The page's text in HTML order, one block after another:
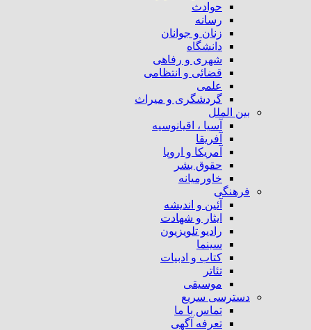
حوادث
رسانه
زنان و جوانان
دانشگاه
شهری و رفاهی
قضائی و انتظامی
علمی
گردشگری و میراث
بین الملل
آسیا ، اقیانوسیه
آفریقا
آمریکا و اروپا
حقوق بشر
خاورمیانه
فرهنگی
آئین و اندیشه
ایثار و شهادت
رادیو تلویزیون
سینما
کتاب و ادبیات
تئاتر
موسیقی
دسترسی سریع
تماس با ما
تعرفه آگهی